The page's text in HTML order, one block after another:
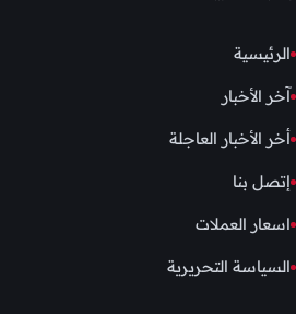
الرئيسية
آخر الأخبار
أخر الأخبار العاجلة
إتصل بنا
اسعار العملات
السياسة التحريرية